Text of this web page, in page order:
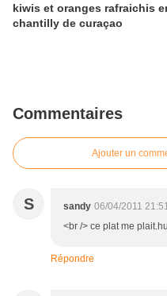
kiwis et oranges rafraichis
chantilly de curaçao
Commentaires
Ajouter un
S sandy 06/04/2011
<br /> ce plat me
Répondre